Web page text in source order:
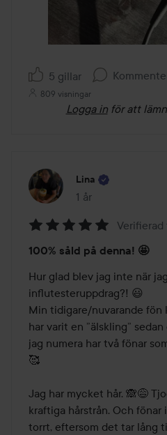
5 gillar
809 visningar
Logga in för att
Lina
1 år
Inlägget skapades 1
5
av
5
Verifierad
100% såld på denna! 🤩
Hur glad blev jag inte när
influtesteruppdrag?! 😃
Min tidigare/nuvarande fön
har varit en ”älskling”
jag numera har två fönar
🥰
Jag har mycket hår. 🙈😅
kraftiga hårstrån. Och
torrt, eftersom det tar lång